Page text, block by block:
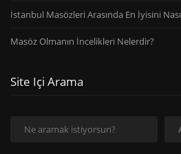
İstanbul Masözleri Arasında En İyisini
Masöz Olmanın İncelikleri Nelerdir?
Site Içi Arama